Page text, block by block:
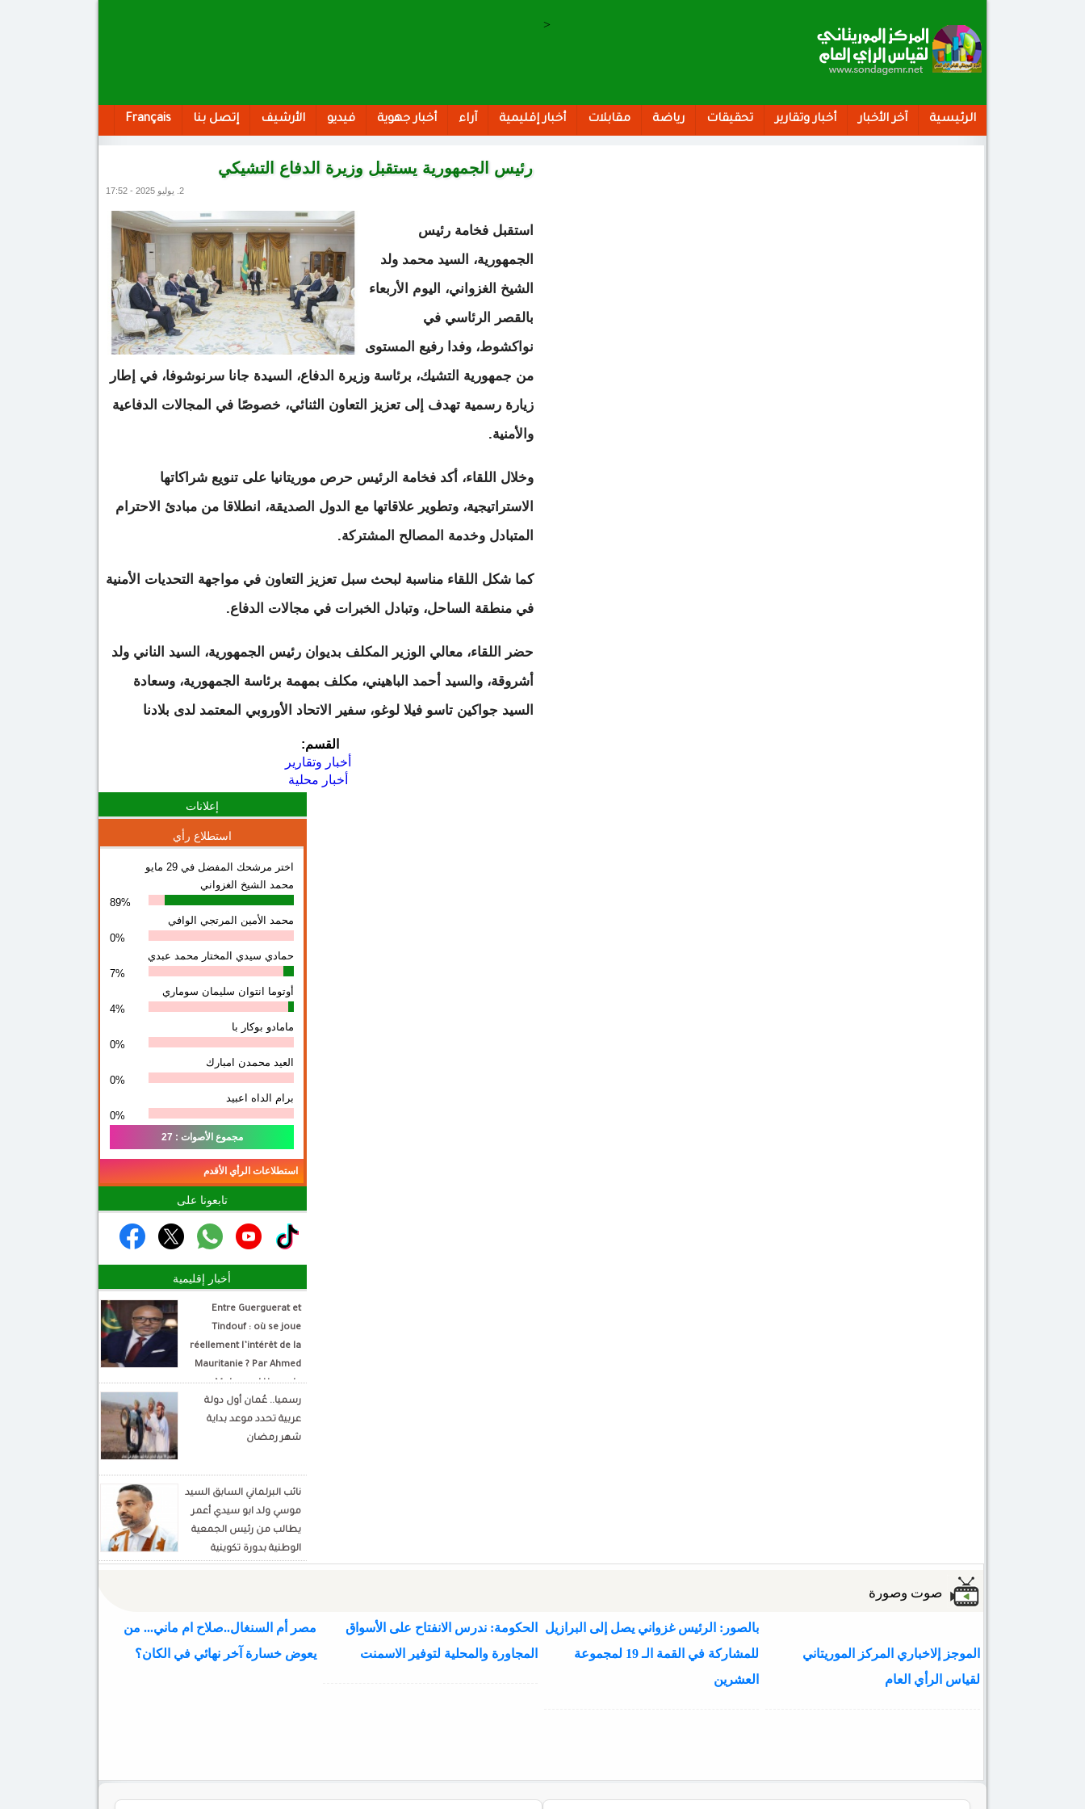
>
الرئيسية آخر الأخبار أخبار وتقارير تحقيقات رياضة مقابلات أخبار إقليمية آراء أخبار جهوية فيديو الأرشيف إتصل بنا Français
رئيس الجمهورية يستقبل وزيرة الدفاع التشيكي
2. يوليو 2025 - 17:52
استقبل فخامة رئيس
الجمهورية، السيد محمد ولد
الشيخ الغزواني، اليوم الأربعاء
بالقصر الرئاسي في
نواكشوط، وفدا رفيع المستوى
من جمهورية التشيك، برئاسة وزيرة الدفاع، السيدة جانا سرنوشوفا، في إطار
زيارة رسمية تهدف إلى تعزيز التعاون الثنائي، خصوصًا في المجالات الدفاعية
والأمنية.
وخلال اللقاء، أكد فخامة الرئيس حرص موريتانيا على تنويع شراكاتها
الاستراتيجية، وتطوير علاقاتها مع الدول الصديقة، انطلاقا من مبادئ الاحترام
المتبادل وخدمة المصالح المشتركة.
كما شكل اللقاء مناسبة لبحث سبل تعزيز التعاون في مواجهة التحديات الأمنية
في منطقة الساحل، وتبادل الخبرات في مجالات الدفاع.
حضر اللقاء، معالي الوزير المكلف بديوان رئيس الجمهورية، السيد الناني ولد
أشروقة، والسيد أحمد الباهيني، مكلف بمهمة برئاسة الجمهورية، وسعادة
السيد جواكين تاسو فيلا لوغو، سفير الاتحاد الأوروبي المعتمد لدى بلادنا
القسم:
أخبار وتقارير
أخبار محلية
إعلانات
استطلاع رأي
اختر مرشحك المفضل في 29 مايو
محمد الشيخ الغزواني
89%
محمد الأمين المرتجي الوافي
0%
حمادي سيدي المختار محمد عبدي
7%
أوتوما انتوان سلیمان سوماري
4%
مامادو بوكار با
0%
العيد محمدن امبارك
0%
برام الداه اعبيد
0%
مجموع الأصوات : 27
استطلاعات الرأي الأقدم
تابعونا على
أخبار إقليمية
Entre Guerguerat et
Tindouf : où se joue
réellement l’intérêt de la
Mauritanie ? Par Ahmed
Mohamed Hamada
Écrivain et analyste
politique
رسميا.. عُمان أول دولة
عربية تحدد موعد بداية
شهر رمضان
نائب البرلماني السابق السيد
موسي ولد ابو سيدي أعمر
يطالب من رئيس الجمعية
الوطنية بدورة تكوينية
للنواب الجديد
صوت وصورة
الموجز إلاخباري المركز الموريتاني
لقياس الرأي العام
بالصور: الرئيس غزواني يصل إلى البرازيل
للمشاركة في القمة الـ 19 لمجموعة
العشرين
الحكومة: ندرس الانفتاح على الأسواق
المجاورة والمحلية لتوفير الاسمنت
مصر أم السنغال..صلاح ام ماني... من
يعوض خسارة آخر نهائي في الكان؟